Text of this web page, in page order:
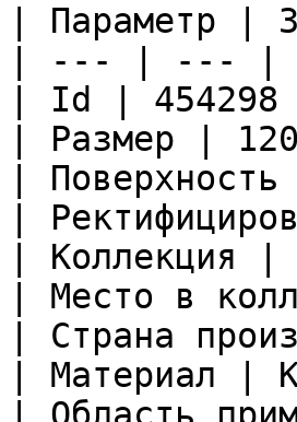
| Параметр |
| --- | --- |
| Id | 454298
| Размер |
|
|
| Коллекция |
| Место в
| Страна
| Материал |